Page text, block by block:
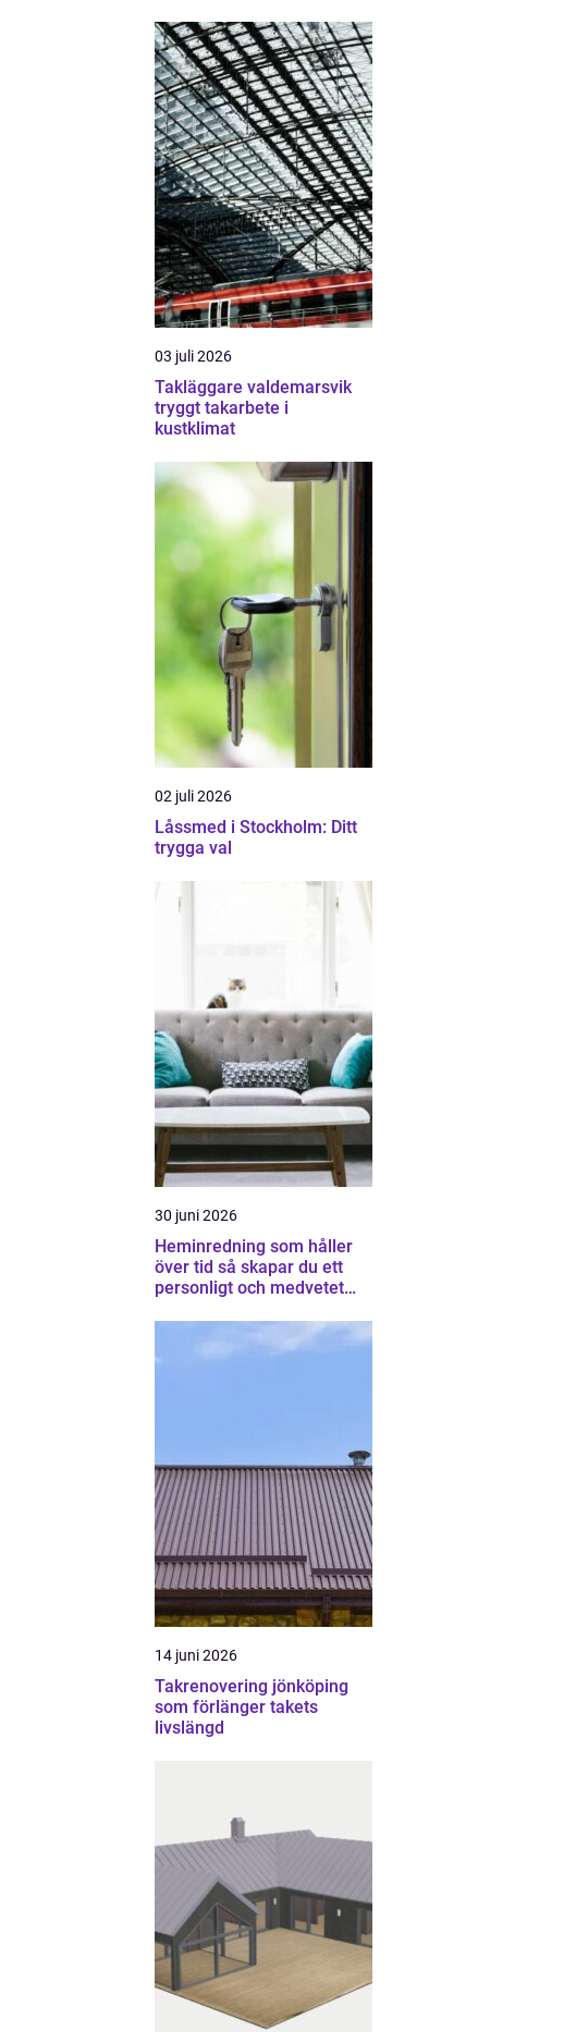
03 juli 2026
Takläggare valdemarsvik
tryggt takarbete i
kustklimat
02 juli 2026
Låssmed i Stockholm: Ditt
trygga val
30 juni 2026
Heminredning som håller
över tid så skapar du ett
personligt och medvetet
14 juni 2026
Takrenovering jönköping
som förlänger takets
livslängd